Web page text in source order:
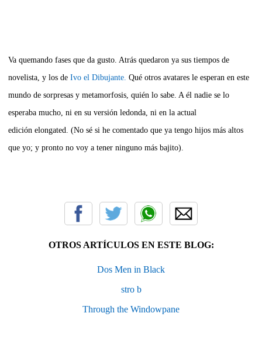
Va quemando fases que da gusto. Atrás quedaron ya sus tiempos de
novelista, y los de Ivo el Dibujante. Qué otros avatares le esperan en este
mundo de sorpresas y metamorfosis, quién lo sabe. A él nadie se lo
esperaba mucho, ni en su versión ledonda, ni en la actual
edición elongated. (No sé si he comentado que ya tengo hijos más altos
que yo; y pronto no voy a tener ninguno más bajito).
OTROS ARTÍCULOS EN ESTE BLOG:
Dos Men in Black
stro b
Through the Windowpane